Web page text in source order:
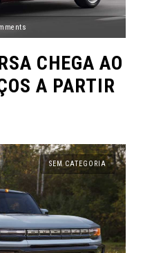
CHEGA AO
A PARTIR
SEM CATEGORIA